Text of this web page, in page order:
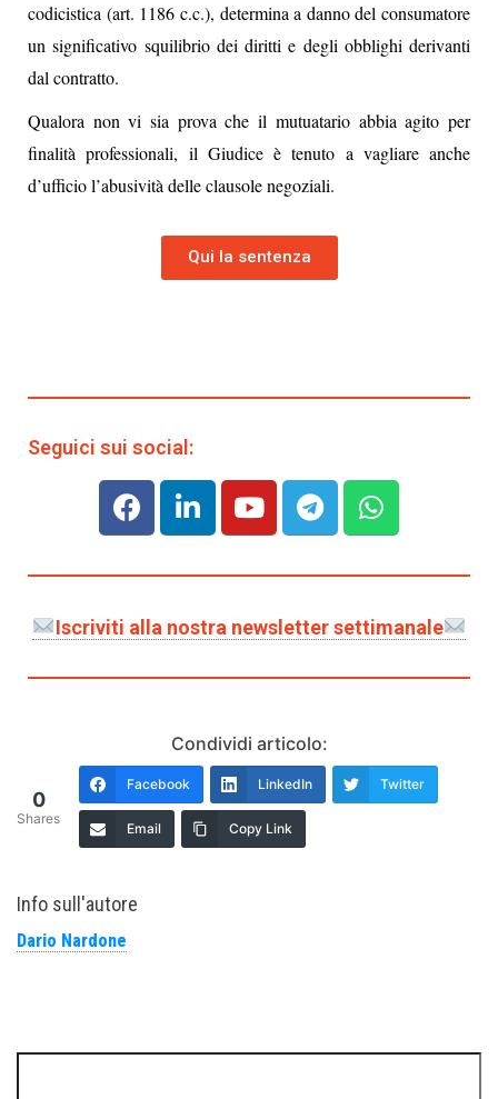
codicistica (art. 1186 c.c.), determina a danno del consumatore
un significativo squilibrio dei diritti e degli obblighi derivanti
dal contratto.
Qualora non vi sia prova che il mutuatario abbia agito per
finalità professionali, il Giudice è tenuto a vagliare anche
d’ufficio l’abusività delle clausole negoziali.
Qui la sentenza
Seguici sui social:
Iscriviti alla nostra newsletter settimanale
Condividi articolo:
0
Shares
Facebook LinkedIn Twitter
Email Copy Link
Info sull'autore
Dario Nardone